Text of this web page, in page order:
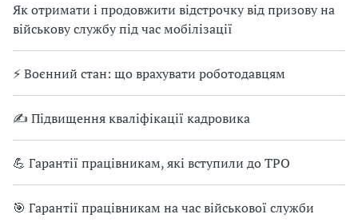
Як отримати і продовжити відстрочку від призову на
військову службу під час мобілізації
⚡ Воєнний стан: що врахувати роботодавцям
✍ Підвищення кваліфікації кадровика
💪 Гарантії працівникам, які вступили до ТРО
🎯 Гарантії працівникам на час військової служби